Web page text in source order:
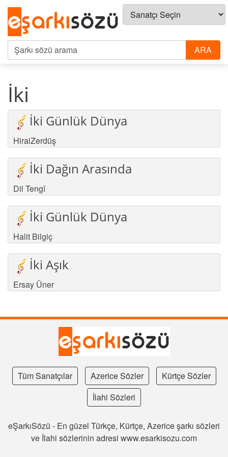
İki
İki Günlük Dünya
HiraiZerdüş
İki Dağın Arasında
Dil Tengî
İki Günlük Dünya
Halit Bilgiç
İki Aşık
Ersay Üner
Tüm Sanatçılar Azerice Sözler
Kürtçe Sözler
İlahi Sözleri
eŞarkıSözü - En güzel Türkçe, Kürtçe, Azerice şarkı sözleri
ve İlahi sözlerinin adresi www.esarkisozu.com